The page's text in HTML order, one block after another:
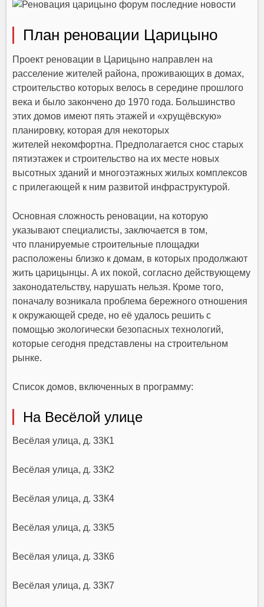
План реновации Царицыно
Проект реновации в Царицыно направлен на
расселение жителей района, проживающих в домах,
строительство которых велось в середине прошлого
века и было закончено до 1970 года. Большинство
этих домов имеют пять этажей и «хрущёвскую»
планировку, которая для некоторых
жителей некомфортна. Предполагается снос старых
пятиэтажек и строительство на их месте новых
высотных зданий и многоэтажных жилых комплексов
с прилегающей к ним развитой инфраструктурой.
Основная сложность реновации, на которую
указывают специалисты, заключается в том,
что планируемые строительные площадки
расположены близко к домам, в которых продолжают
жить царицынцы. А их покой, согласно действующему
законодательству, нарушать нельзя. Кроме того,
поначалу возникала проблема бережного отношения
к окружающей среде, но её удалось решить с
помощью экологически безопасных технологий,
которые сегодня представлены на строительном
рынке.
Список домов, включенных в программу:
На Весёлой улице
Весёлая улица, д. 33К1
Весёлая улица, д. 33К2
Весёлая улица, д. 33К4
Весёлая улица, д. 33К5
Весёлая улица, д. 33К6
Весёлая улица, д. 33К7